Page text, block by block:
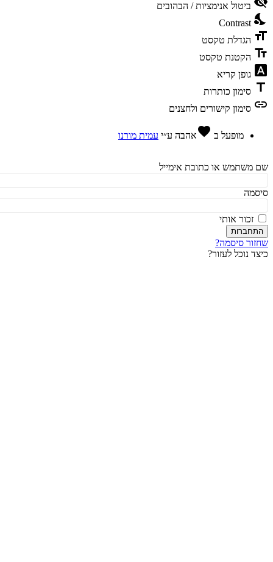
ביטול אנימציות / הבהובים
Contrast
הגדלת טקסט
הקטנת טקסט
גופן קריא
סימון כותרות
סימון קישורים ולחצנים
מופעל בfavorite אהבהע״י עמית מורנו
או כתובת אימייל
זכור אותי
סיסמה?
נוכל לעזור?